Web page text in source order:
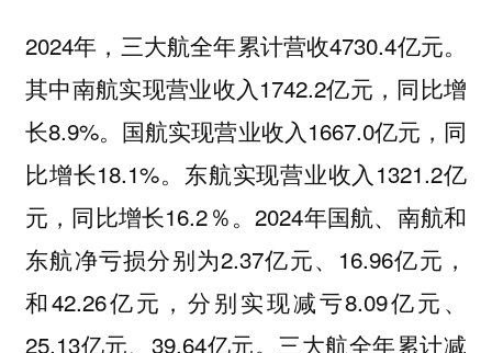
2024年，三大航全年累计营收4730.4亿元。
其中南航实现营业收入1742.2亿元，同比增
长8.9%。国航实现营业收入1667.0亿元，同
比增长18.1%。东航实现营业收入1321.2亿
元，同比增长16.2％。2024年国航、南航和
东航净亏损分别为2.37亿元、16.96亿元，
和42.26亿元，分别实现减亏8.09亿元、
25.13亿元、39.64亿元。三大航全年累计减